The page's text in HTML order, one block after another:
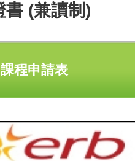
書 (兼讀制)
課程申請表